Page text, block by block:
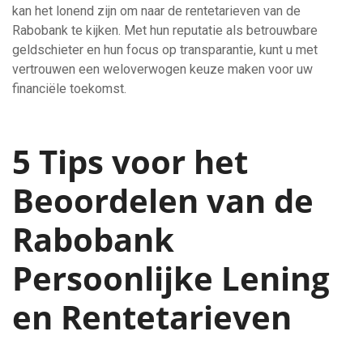
kan het lonend zijn om naar de rentetarieven van de
Rabobank te kijken. Met hun reputatie als betrouwbare
geldschieter en hun focus op transparantie, kunt u met
vertrouwen een weloverwogen keuze maken voor uw
financiële toekomst.
5 Tips voor het
Beoordelen van de
Rabobank
Persoonlijke Lening
en Rentetarieven